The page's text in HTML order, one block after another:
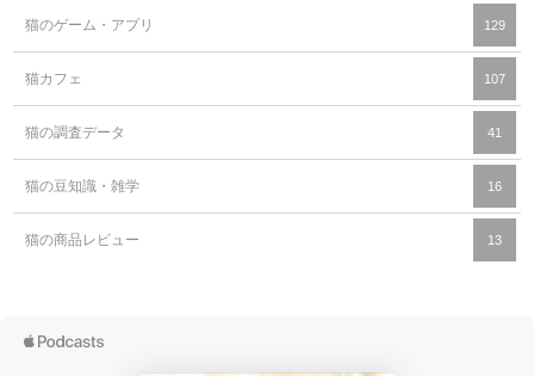
猫のゲーム・アプリ 129
猫カフェ 107
猫の調査データ 41
猫の豆知識・雑学 16
猫の商品レビュー 13